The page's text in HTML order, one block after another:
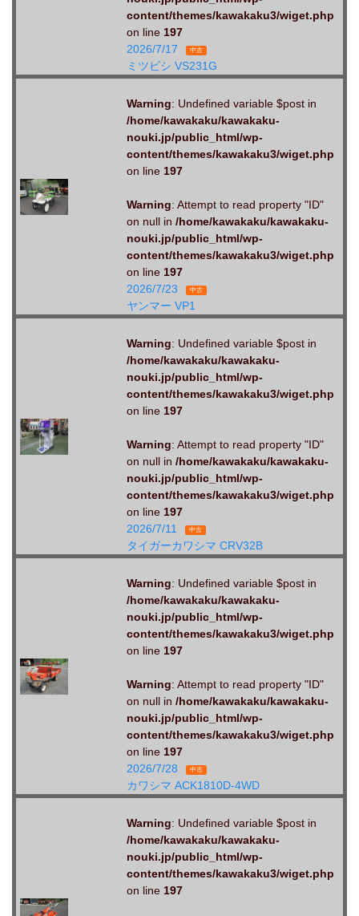
content/themes/kawakaku3/wiget.php
on line 197
2026/7/17
中古
ミツビシ VS231G
Warning: Undefined variable $post in
/home/kawakaku/kawakaku-
nouki.jp/public_html/wp-
content/themes/kawakaku3/wiget.php
on line 197
Warning: Attempt to read property "ID"
on null in /home/kawakaku/kawakaku-
nouki.jp/public_html/wp-
content/themes/kawakaku3/wiget.php
on line 197
2026/7/23
中古
ヤンマー VP1
Warning: Undefined variable $post in
/home/kawakaku/kawakaku-
nouki.jp/public_html/wp-
content/themes/kawakaku3/wiget.php
on line 197
Warning: Attempt to read property "ID"
on null in /home/kawakaku/kawakaku-
nouki.jp/public_html/wp-
content/themes/kawakaku3/wiget.php
on line 197
2026/7/11
中古
タイガーカワシマ CRV32B
Warning: Undefined variable $post in
/home/kawakaku/kawakaku-
nouki.jp/public_html/wp-
content/themes/kawakaku3/wiget.php
on line 197
Warning: Attempt to read property "ID"
on null in /home/kawakaku/kawakaku-
nouki.jp/public_html/wp-
content/themes/kawakaku3/wiget.php
on line 197
2026/7/28
中古
カワシマ ACK1810D-4WD
Warning: Undefined variable $post in
/home/kawakaku/kawakaku-
nouki.jp/public_html/wp-
content/themes/kawakaku3/wiget.php
on line 197